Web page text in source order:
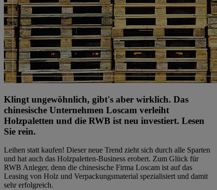
Klingt ungewöhnlich, gibt's aber wirklich. Das
chinesische Unternehmen Loscam verleiht
Holzpaletten und die RWB ist neu investiert. Lesen
Sie rein.
Leihen statt kaufen! Dieser neue Trend zieht sich durch alle Sparten
und hat auch das Holzpaletten-Business erobert. Zum Glück für
RWB Anleger, denn die chinesische Firma Loscam ist auf das
Leasing von Holz und Verpackungsmaterial spezialisiert und damit
sehr erfolgreich.